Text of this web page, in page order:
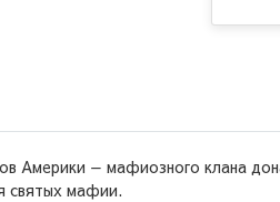
Америки — мафиозного клана
святых мафии.